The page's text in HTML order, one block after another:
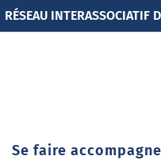
RÉSEAU INTERASSOCIATIF
Se faire